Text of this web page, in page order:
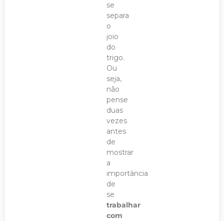
se
separa
o
joio
do
trigo.
Ou
seja,
não
pense
duas
vezes
antes
de
mostrar
a
importância
de
se
trabalhar
com